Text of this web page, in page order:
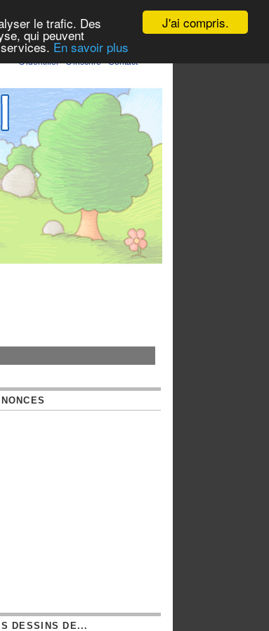
J'ai compris.
le trafic. Des
qui peuvent
En savoir plus
S'identifier -S'inscrire -Contact
DESSINS DE...